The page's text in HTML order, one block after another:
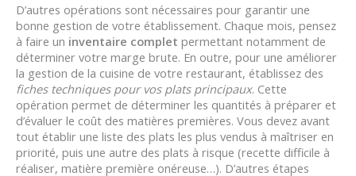
D’autres opérations sont nécessaires pour garantir une
bonne gestion de votre établissement. Chaque mois, pensez
à faire un inventaire complet permettant notamment de
déterminer votre marge brute. En outre, pour une améliorer
la gestion de la cuisine de votre restaurant, établissez des
fiches techniques pour vos plats principaux. Cette
opération permet de déterminer les quantités à préparer et
d’évaluer le coût des matières premières. Vous devez avant
tout établir une liste des plats les plus vendus à maîtriser en
priorité, puis une autre des plats à risque (recette difficile à
réaliser, matière première onéreuse…). D’autres étapes